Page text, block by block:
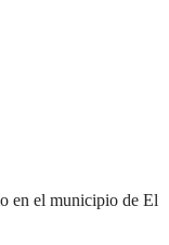
en el municipio de El